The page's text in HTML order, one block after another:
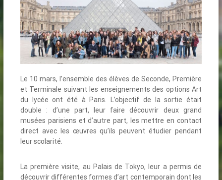
Le 10 mars, l’ensemble des élèves de Seconde, Première
et Terminale suivant les enseignements des options Art
du lycée ont été à Paris. L’objectif de la sortie était
double : d’une part, leur faire découvrir deux grand
musées parisiens et d’autre part, les mettre en contact
direct avec les œuvres qu’ils peuvent étudier pendant
leur scolarité.
La première visite, au Palais de Tokyo, leur a permis de
découvrir différentes formes d’art contemporain dont les